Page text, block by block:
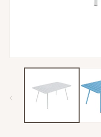
mediet